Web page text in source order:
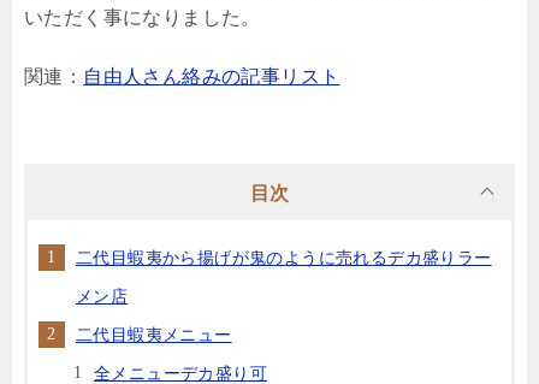
いただく事になりました。
関連： 自由人さん絡みの記事リスト
目次
二代目蝦夷から揚げが鬼のように売れるデカ盛りラー
メン店
二代目蝦夷メニュー
全メニューデカ盛り可